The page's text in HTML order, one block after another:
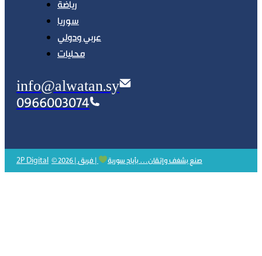
رياضة
سوريا
عربي ودولي
محليات
info@alwatan.sy
0966003074
2P Digital © 2026 | صنع بشغف وإتقان… بأيادٍ سورية | فريق